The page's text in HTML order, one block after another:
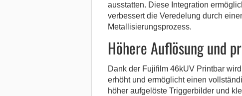
ausstatten. Diese Integration
verbessert die Veredelung durch
Metallisierungsprozess.
Höhere Auflösung und
Dank der Fujifilm 46kUV Printbar
erhöht und ermöglicht einen
höher aufgelöste Triggerbilder und